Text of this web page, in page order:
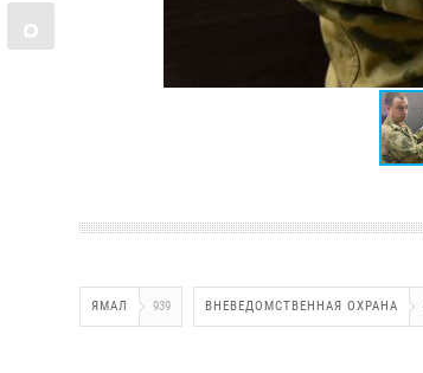
ЯМАЛ 939 ВНЕВЕДОМСТВЕННАЯ ОХРАНА